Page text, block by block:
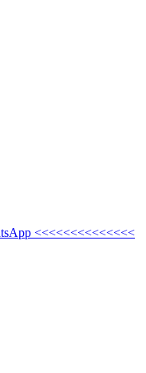
<<<<<<<<<<<<<<